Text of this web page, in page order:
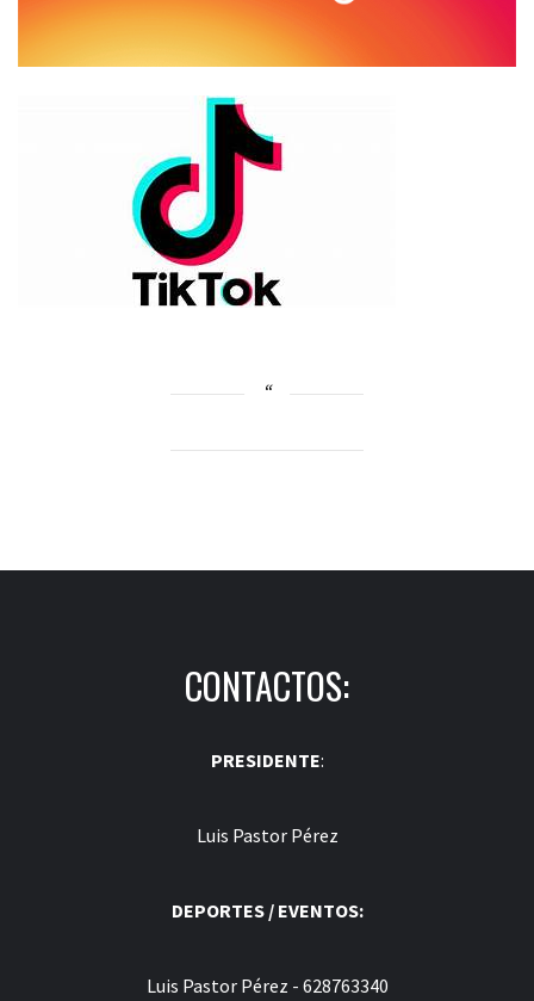
CONTACTOS:
PRESIDENTE:
Luis Pastor Pérez
DEPORTES / EVENTOS:
Luis Pastor Pérez - 628763340